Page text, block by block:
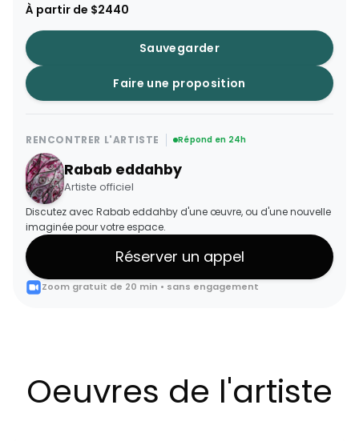
À partir de $2440
Sauvegarder
Faire une proposition
RENCONTRER L'ARTISTE Répond en 24h
Rabab eddahby
Artiste officiel
Discutez avec Rabab eddahby d'une œuvre, ou d'une nouvelle
imaginée pour votre espace.
Réserver un appel
Zoom gratuit de 20 min • sans engagement
Oeuvres de l'artiste